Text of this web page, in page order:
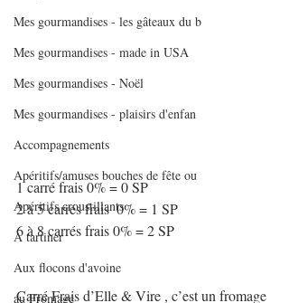
Mes gourmandises - les gâteaux du b
Mes gourmandises - made in USA
Mes gourmandises - Noël
Mes gourmandises - plaisirs d'enfan
Accompagnements
Apéritifs/amuses bouches de fête ou
Apéritifs croustillants
A tartiner
Aux flocons d'avoine
au Fromage
1 carré frais 0% = 0 SP
2 à 5 carrés frais  0% = 1 SP
6 à 8 carrés frais 0% = 2 SP
Carré Frais d’Elle & Vire , c’est un fromage